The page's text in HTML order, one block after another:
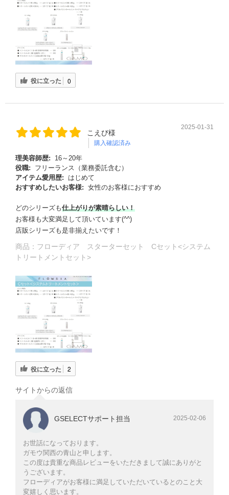
役に立った 0
こえび様
購入確認済み
2025-01-31
理美容師歴:
16～20年
役職:
フリーランス（業務委託含む）
アイテム愛用歴:
はじめて
おすすめしたいお客様: 女性のお客様におすすめ
どのシリーズも仕上がりが素晴らしい！
お客様も大変満足して頂いています(^^)
店販シリーズも是非揃えたいです！
商品： フローディア スターターセット Cセット<システム
トリートメントセット>
役に立った 2
サイトからの返信
GSELECTサポート担当 2025-02-06
お世話になっております。
ガモウ関西の青山と申します。
この度は貴重な商品レビューをいただきまして誠にありがと
うございます。
フローディアがお客様に満足していただいているとのこと大
変嬉しく思います。